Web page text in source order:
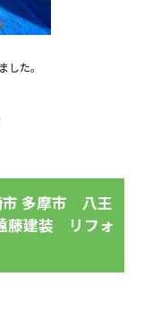
た。
多摩市 八王
建装 リフォ